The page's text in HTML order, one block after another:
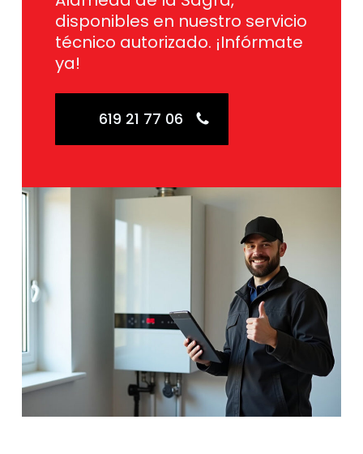
disponibles en nuestro servicio
técnico autorizado. ¡Infórmate
ya!
619 21 77 06